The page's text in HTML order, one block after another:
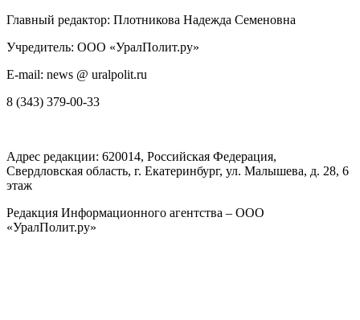
Главный редактор: Плотникова Надежда Семеновна
Учредитель: ООО «УралПолит.ру»
E-mail: news @ uralpolit.ru
8 (343) 379-00-33
Адрес редакции: 620014, Российская Федерация,
Свердловская область, г. Екатеринбург, ул. Малышева, д. 28, 6
этаж
Редакция Информационного агентства – ООО
«УралПолит.ру»